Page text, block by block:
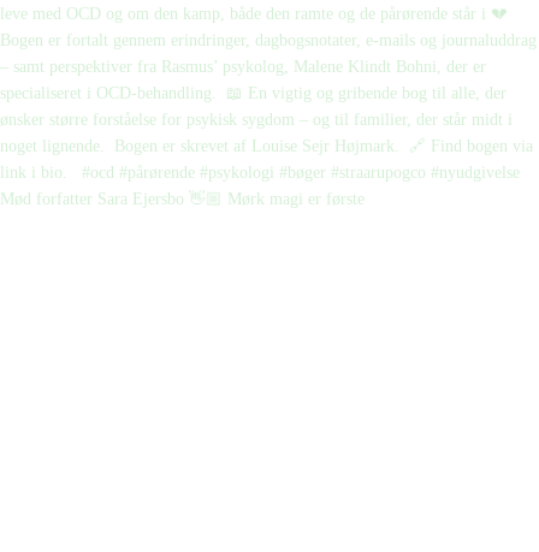
Mød forfatter Sara Ejersbo 👋🏼 Mørk magi er første